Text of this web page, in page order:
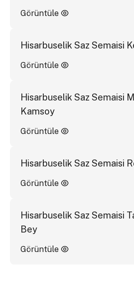
Görüntüle
Hisarbuselik Saz Semaisi
Görüntüle
Hisarbuselik Saz Semaisi
Kamsoy
Görüntüle
Hisarbuselik Saz Semaisi
Görüntüle
Hisarbuselik Saz Semaisi
Bey
Görüntüle